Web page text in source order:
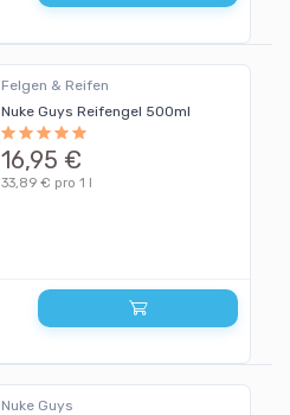
Felgen & Reifen
Nuke Guys Reifengel 500ml
16,95 €
33,89 € pro 1 l
Nuke Guys